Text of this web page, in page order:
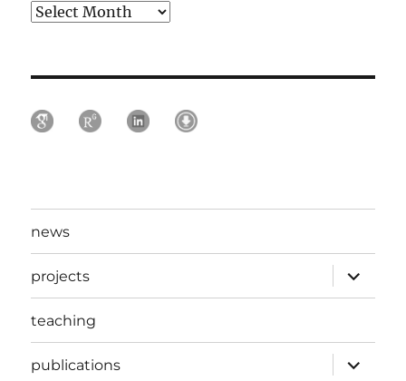
Archives
news
projects
expand
child
menu
teaching
publications
expand
child